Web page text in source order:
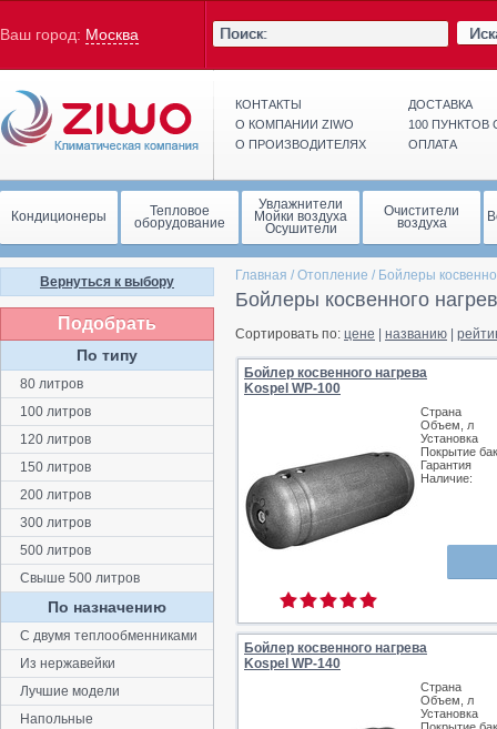
Ваш город: Москва
КОНТАКТЫ
О КОМПАНИИ ZIWO
О ПРОИЗВОДИТЕЛЯХ
ДОСТАВКА
100
ОПЛАТА
Кондиционеры Тепловое
оборудование
Увлажнители
Мойки воздуха
Осушители
Очистители
воздуха
Главная / Отопление / Бойлеры
Бойлеры косвенного
Сортировать по: цене названию
Бойлер косвенного нагрева
Kospel WP-100
Страна
Объем, л
Установка
Покрытие
Гарантия
Наличие:
Бойлер косвенного нагрева
Kospel WP-140
Страна
Объем, л
Установка
Вернуться к выбору
Подобрать
По типу
80 литров
100 литров
120 литров
150 литров
200 литров
300 литров
500 литров
Свыше 500 литров
По назначению
С двумя теплообменниками
Из нержавейки
Лучшие модели
Напольные